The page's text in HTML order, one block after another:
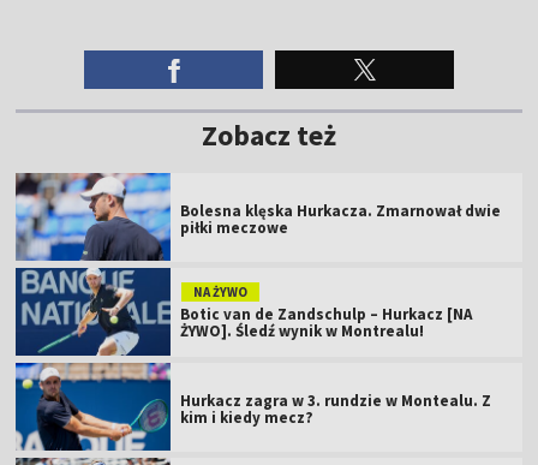
Zobacz też
Bolesna klęska Hurkacza. Zmarnował dwie
piłki meczowe
NA ŻYWO
Botic van de Zandschulp – Hurkacz [NA
ŻYWO]. Śledź wynik w Montrealu!
Hurkacz zagra w 3. rundzie w Montealu. Z
kim i kiedy mecz?